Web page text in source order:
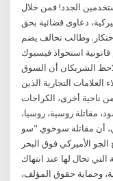
الجدد! فمن خلال
دعاوى قضائية بحق
وطالب تحالف يضم
استحواذ فيسبوك
الشريكان أن السوق
التجارية الذين
ناحية أخرى، الكراجات
مقاتلة روسية، روسيا،
أن مقاتلة سوخوي "سو
الأميركي فوق البحر
التي تحال لها عند انتهاك
وحماية حقوق المؤلف،